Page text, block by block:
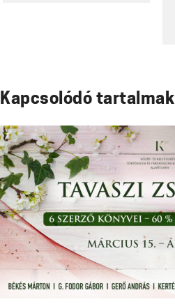
Kapcsolódó tartalmak